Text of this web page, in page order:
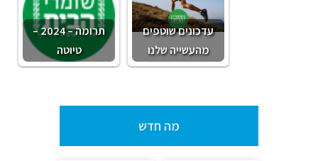
תרומה – 2024 –
טיוטה
עדכונים שוטפים
מהעשייה שלנו
מה חדש